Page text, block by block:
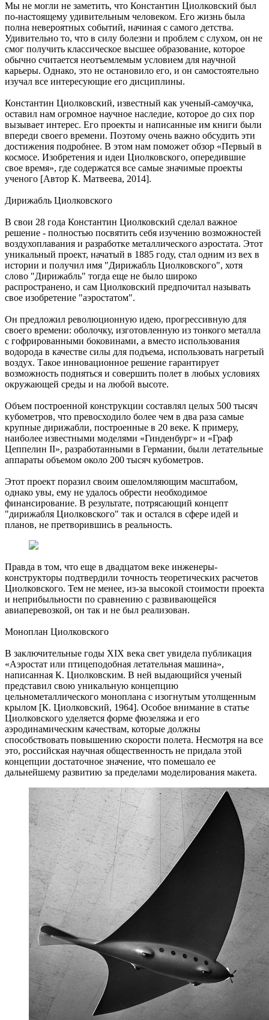
Мы не могли не заметить, что Константин Циолковский был
по-настоящему удивительным человеком. Его жизнь была
полна невероятных событий, начиная с самого детства.
Удивительно то, что в силу болезни и проблем с слухом, он не
смог получить классическое высшее образование, которое
обычно считается неотъемлемым условием для научной
карьеры. Однако, это не остановило его, и он самостоятельно
изучал все интересующие его дисциплины.
Константин Циолковский, известный как ученый-самоучка,
оставил нам огромное научное наследие, которое до сих пор
вызывает интерес. Его проекты и написанные им книги были
впереди своего времени. Поэтому очень важно обсудить эти
достижения подробнее. В этом нам поможет обзор «Первый в
космосе. Изобретения и идеи Циолковского, опередившие
свое время», где содержатся все самые значимые проекты
ученого [Автор К. Матвеева, 2014].
Дирижабль Циолковского
В свои 28 года Константин Циолковский сделал важное
решение - полностью посвятить себя изучению возможностей
воздухоплавания и разработке металлического аэростата. Этот
уникальный проект, начатый в 1885 году, стал одним из вех в
истории и получил имя "Дирижабль Циолковского", хотя
слово "Дирижабль" тогда еще не было широко
распространено, и сам Циолковский предпочитал называть
свое изобретение "аэростатом".
Он предложил революционную идею, прогрессивную для
своего времени: оболочку, изготовленную из тонкого металла
с гофрированными боковинами, а вместо использования
водорода в качестве силы для подъема, использовать нагретый
воздух. Такое инновационное решение гарантирует
возможность подняться и совершить полет в любых условиях
окружающей среды и на любой высоте.
Объем построенной конструкции составлял целых 500 тысяч
кубометров, что превосходило более чем в два раза самые
крупные дирижабли, построенные в 20 веке. К примеру,
наиболее известными моделями «Гинденбург» и «Граф
Цеппелин II», разработанными в Германии, были летательные
аппараты объемом около 200 тысяч кубометров.
Этот проект поразил своим ошеломляющим масштабом,
однако увы, ему не удалось обрести необходимое
финансирование. В результате, потрясающий концепт
"дирижабля Циолковского" так и остался в сфере идей и
планов, не претворившись в реальность.
Правда в том, что еще в двадцатом веке инженеры-
конструкторы подтвердили точность теоретических расчетов
Циолковского. Тем не менее, из-за высокой стоимости проекта
и неприбыльности по сравнению с развивающейся
авиаперевозкой, он так и не был реализован.
Моноплан Циолковского
В заключительные годы XIX века свет увидела публикация
«Аэростат или птицеподобная летательная машина»,
написанная К. Циолковским. В ней выдающийся ученый
представил свою уникальную концепцию
цельнометаллического моноплана с изогнутым утолщенным
крылом [К. Циолковский, 1964]. Особое внимание в статье
Циолковского уделяется форме фюзеляжа и его
аэродинамическим качествам, которые должны
способствовать повышению скорости полета. Несмотря на все
это, российская научная общественность не придала этой
концепции достаточное значение, что помешало ее
дальнейшему развитию за пределами моделирования макета.